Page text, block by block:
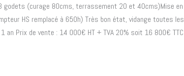
godets (curage 80cms, terrassement 20 et 40cms)Mise en
HS remplacé à 650h) Très bon état, vidange toutes les
an Prix de vente : 14 000€ HT + TVA 20% soit 16 800€ TTC